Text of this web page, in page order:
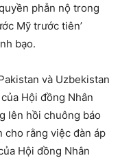
phẫn nộ trong
Mỹ trước tiên’
bạo.
và Uzbekistan
Hội đồng Nhân
lên hồi chuông báo
cho rằng việc đàn áp
Hội đồng Nhân